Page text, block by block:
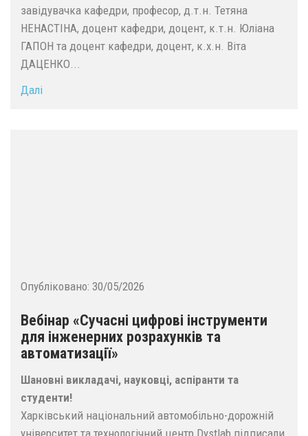
завідувачка кафедри, професор, д.т.н. Тетяна
НЕНАСТІНА, доцент кафедри, доцент, к.т.н. Юліана
ГАПОН та доцент кафедри, доцент, к.х.н. Віта
ДАЦЕНКО...
Далі
Опубліковано: 30/05/2026
Вебінар «Сучасні цифрові інструменти
для інженерних розрахунків та
автоматизації»
Шановні викладачі, науковці, аспіранти та
студенти!
Харківський національний автомобільно-дорожній
університет та технологічний центр Dystlab підписали